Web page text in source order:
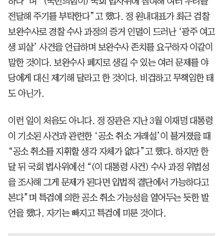
전달해 주기를 부탁한다”고 했다. 정 원내대표가 최근 검찰
보완수사로 경찰 수사 과정의 증거 인멸이 드러난 ‘광주 여고
생 피살’ 사건을 언급하며 보완수사 존치를 요구하자 이같이
말한 것이다. 보완수사 폐지로 생길 수 있는 여러 문제를 야
당에게 대신 제기해 달라고 한 것이다. 비겁하고 무책임한 태
도 아닌가.
이런 일이 처음도 아니다. 정 장관은 지난 3월 이재명 대통령
이 기소된 사건과 관련한 ‘공소 취소 거래설’이 불거졌을 때
“공소 취소를 지휘할 생각 자체가 없다”고 했다. 하지만 한
달 뒤 국회 법사위에선 “(이 대통령 사건) 수사 과정 위법성
을 조사해 그게 문제가 된다면 입법적 결단에서 가능하다고
본다”며 특검에 의한 공소 취소 가능성을 열어두는 듯한 발
언을 했다. 자기는 빠지고 특검에 미룬 것이다.